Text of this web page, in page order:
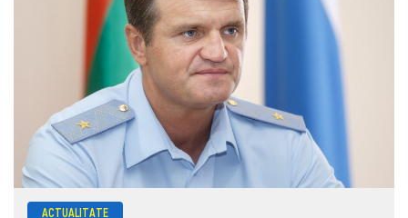
ACTUALITATE